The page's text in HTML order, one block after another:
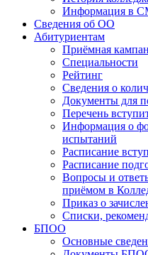
Информация в
Сведения об ОО
Абитуриентам
Приёмная
Специальности
Рейтинг
Сведения о
Документы для
Перечень
Информация о
испытаний
Расписание
Расписание
Вопросы и
приёмом в
Приказ о
Списки,
БПОО
Основные